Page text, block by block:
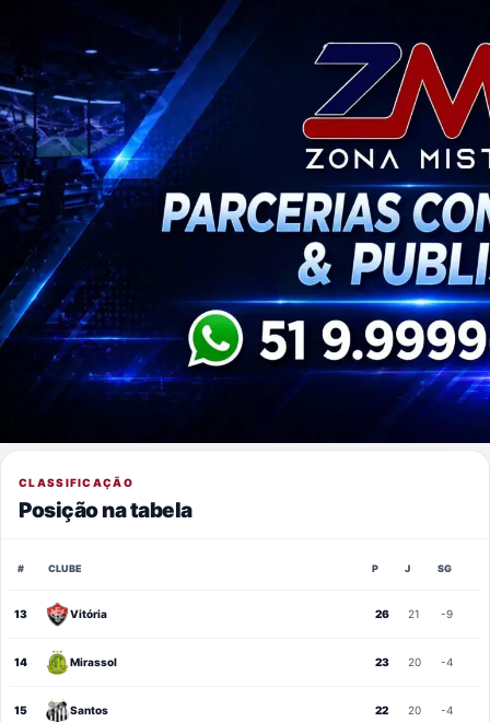
CLASSIFICAÇÃO
Posição na tabela
# CLUBE P J SG
13 Vitória 26 21 -9
14 Mirassol 23 20 -4
15 Santos 22 20 -4